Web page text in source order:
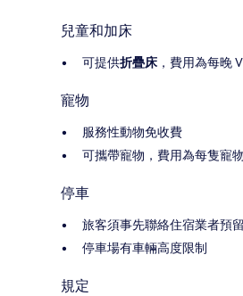
兒童和加床
可提供折疊床 ，費用為每晚
寵物
服務性動物免收費
可攜帶寵物，費用為每隻寵
停車
旅客須事先聯絡住宿業者預
停車場有車輛高度限制
規定